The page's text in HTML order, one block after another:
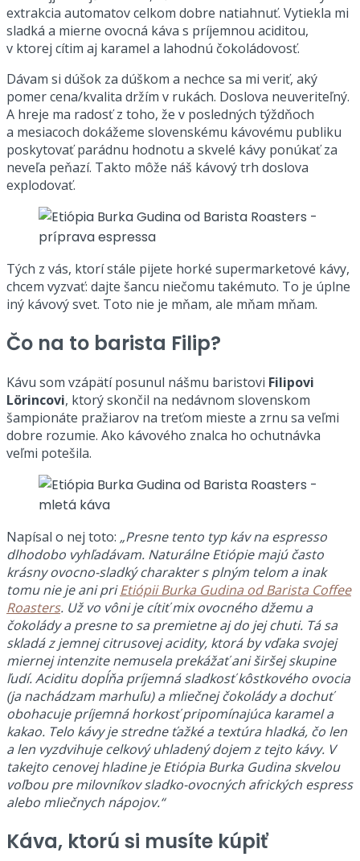
extrakcia automatov celkom dobre natiahnuť. Vytiekla mi
sladká a mierne ovocná káva s príjemnou aciditou,
v ktorej cítim aj karamel a lahodnú čokoládovosť.
Dávam si dúšok za dúškom a nechce sa mi veriť, aký
pomer cena/kvalita držím v rukách. Doslova neuveriteľný.
A hreje ma radosť z toho, že v posledných týždňoch
a mesiacoch dokážeme slovenskému kávovému publiku
poskytovať parádnu hodnotu a skvelé kávy ponúkať za
neveľa peňazí. Takto môže náš kávový trh doslova
explodovať.
Tých z vás, ktorí stále pijete horké supermarketové kávy,
chcem vyzvať: dajte šancu niečomu takémuto. To je úplne
iný kávový svet. Toto nie je mňam, ale mňam mňam.
Čo na to barista Filip?
Kávu som vzápätí posunul nášmu baristovi Filipovi
Lörincovi, ktorý skončil na nedávnom slovenskom
šampionáte pražiarov na treťom mieste a zrnu sa veľmi
dobre rozumie. Ako kávového znalca ho ochutnávka
veľmi potešila.
Napísal o nej toto: „Presne tento typ káv na espresso
dlhodobo vyhľadávam. Naturálne Etiópie majú často
krásny ovocno-sladký charakter s plným telom a inak
tomu nie je ani priEtiópii Burka Gudina od Barista Coffee
Roasters. Už vo vôni je cítiť mix ovocného džemu a
čokolády a presne to sa premietne aj do jej chuti. Tá sa
skladá z jemnej citrusovej acidity, ktorá by vďaka svojej
miernej intenzite nemusela prekážať ani širšej skupine
ľudí. Aciditu dopĺňa príjemná sladkosť kôstkového ovocia
(ja nachádzam marhuľu) a mliečnej čokolády a dochuť
obohacuje príjemná horkosť pripomínajúca karamel a
kakao. Telo kávy je stredne ťažké a textúra hladká, čo len
a len vyzdvihuje celkový uhladený dojem z tejto kávy. V
takejto cenovej hladine je Etiópia Burka Gudina skvelou
voľbou pre milovníkov sladko-ovocných afrických espress
alebo mliečnych nápojov.“
Káva, ktorú si musíte kúpiť